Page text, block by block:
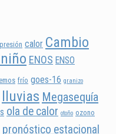
calor Cambio
ENOS ENSO
frío goes-16 granizo
lluvias Megasequía
ola de calor otoño ozono
pronóstico estacional